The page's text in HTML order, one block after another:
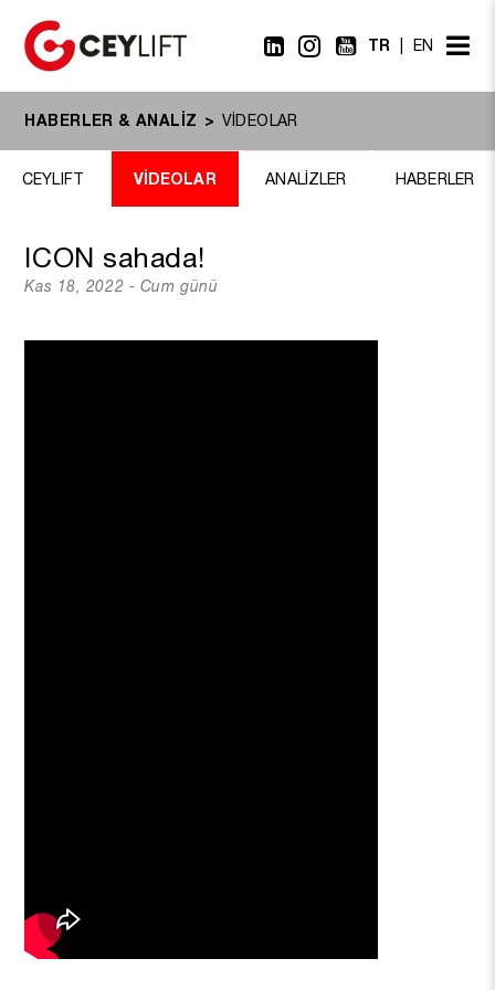
TR EN
HABERLER & ANALİZ VİDEOLAR
CEYLIFT VİDEOLAR ANALİZLER HABERLER
ICON sahada!
Kas 18, 2022 - Cum günü